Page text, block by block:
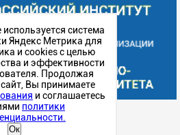
система
Яндекс Метрика для
и cookies с целью
и эффективности
Продолжая
Вы принимаете
и соглашаетесь
политики
Ок